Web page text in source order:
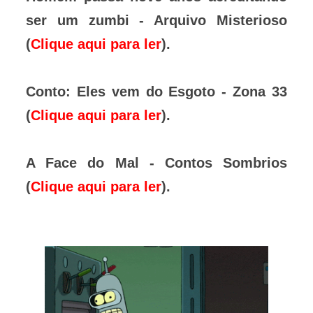
ser um zumbi - Arquivo Misterioso
(Clique aqui para ler).
Conto: Eles vem do Esgoto - Zona 33
(Clique aqui para ler).
A Face do Mal - Contos Sombrios
(Clique aqui para ler).